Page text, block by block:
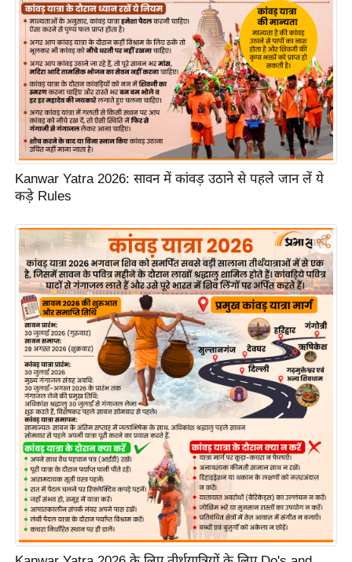
या
सा
हि
त्य
ज
ग
त
ऑ
टो
व
र्ल्ड
न्यू
ज
ब्री
फ
म
नो
ज
न
ज
ग
त
बॉ
ली
वु
Kanwar Yatra 2026: सावन में कांवड़ उठाने से पहले जान लें ये
कड़े Rules